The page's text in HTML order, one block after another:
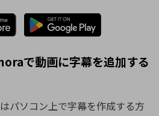
で動画に字幕を追加する
パソコン上で字幕を作成する方